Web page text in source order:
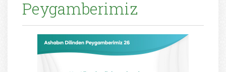
Peygamberimiz